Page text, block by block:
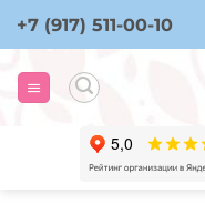
Skip
content
+7 (917) 511-00-10